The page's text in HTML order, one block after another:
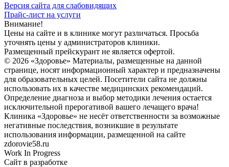
Версия сайта для слабовидящих
Прайс-лист на услуги
Внимание!
Цены на сайте и в клинике могут различаться. Просьба
уточнять цены у администраторов клиники.
Размещенный прейскурант не является офертой.
© 2026 «Здоровье» Материалы, размещенные на данной
странице, носят информационный характер и предназначены
для образовательных целей. Посетители сайта не должны
использовать их в качестве медицинских рекомендаций.
Определение диагноза и выбор методики лечения остается
исключительной прерогативой вашего лечащего врача!
Клиника «Здоровье» не несёт ответственности за возможные
негативные последствия, возникшие в результате
использования информации, размещенной на сайте
zdorovie58.ru
Work In Progress
Сайт в разработке